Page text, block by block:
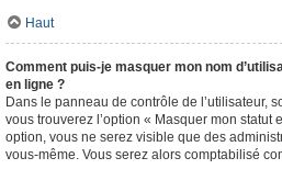
Haut
Comment puis-je masquer mon nom
en ligne ?
Dans le panneau de contrôle de l’utilisateur,
vous trouverez l’option « Masquer mon statut
option, vous ne serez visible que des
vous-même. Vous serez alors comptabilisé